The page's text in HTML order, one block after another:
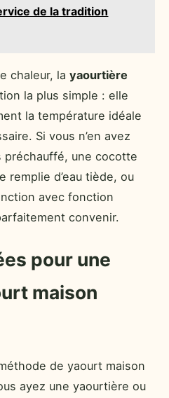
de la tradition
chaleur, la yaourtière
la plus simple : elle
la température idéale
Si vous n’en avez
préchauffé, une cocotte
remplie d’eau tiède, ou
avec fonction
convenir.
pour une
maison
de yaourt maison
ayez une yaourtière ou